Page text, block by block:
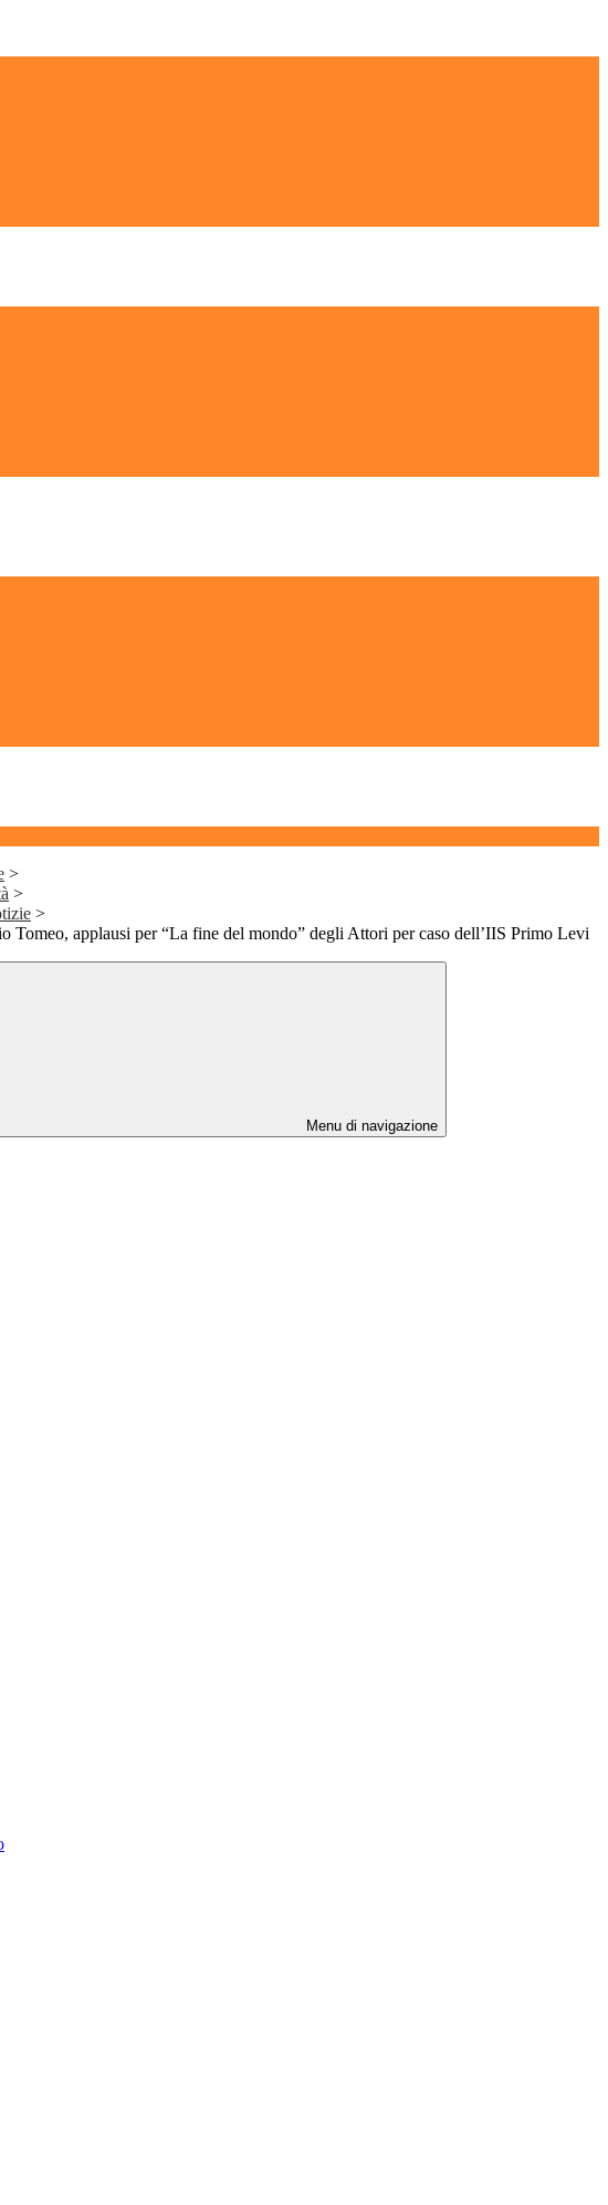
>
>
>
Tomeo, applausi per “La fine del mondo” degli Attori per caso dell’IIS Primo Levi
Menu di navigazione